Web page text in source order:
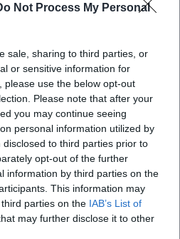
Not Process My Personal
sale, sharing to third parties, or
or sensitive information for
please use the below opt-out
Please note that after your
you may continue seeing
personal information utilized by
to third parties prior to
opt-out of the further
information by third parties on the
This information may
parties on the IAB’s List of
may further disclose it to other
in Google Maps